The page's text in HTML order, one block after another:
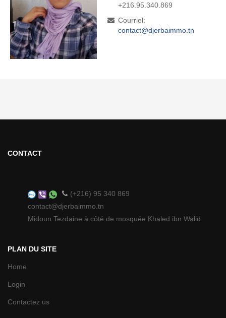
+216.95.340.869
Courriel:
contact@djerbaimmo.tn
+216.95.340.869
Courriel:
direction@djerbaimmo.tn
CONTACT
(+216) 95 340 869
contact@djerbaimmo.tn
Midoun Tezdaine à côté de mosquée Khaled ibn Walid
PLAN DU SITE
Home
Login
Contactez us